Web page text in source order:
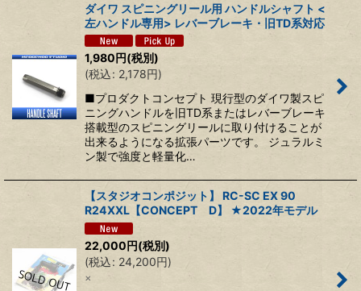
ダイワ スピニングリール用 ハンドルシャフト <
左ハンドル専用> レバーブレーキ・旧TD系対応
1,980円(税別)
(税込: 2,178円)
■プロダクトコンセプト 現行型のダイワ製スピ
ニングハンドルを旧TD系またはレバーブレーキ
搭載型のスピニングリールに取り付けることが
出来るようになる拡張パーツです。 ジュラルミ
ン製で強度と軽量化…
【スタジオコンポジット】 RC-SC EX 90
R24XXL【CONCEPT D】 ★2022年モデル
22,000円(税別)
(税込: 24,200円)
×